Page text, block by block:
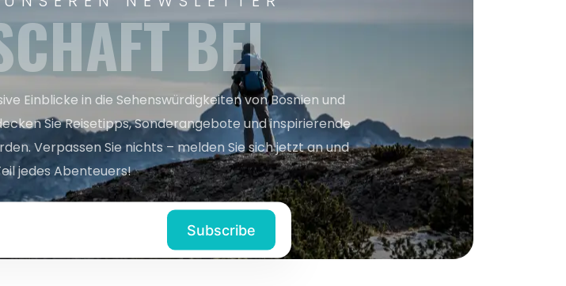
BEI
Einblicke in die Sehenswürdigkeiten von Bosnien und
Sie Reisetipps, Sonderangebote und inspirierende
Verpassen Sie nichts – melden Sie sich jetzt an und
jedes Abenteuers!